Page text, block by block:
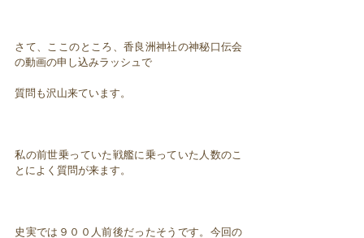
さて、ここのところ、香良洲神社の神秘口伝会
の動画の申し込みラッシュで
質問も沢山来ています。
私の前世乗っていた戦艦に乗っていた人数のこ
とによく質問が来ます。
史実では９００人前後だったそうです。今回の